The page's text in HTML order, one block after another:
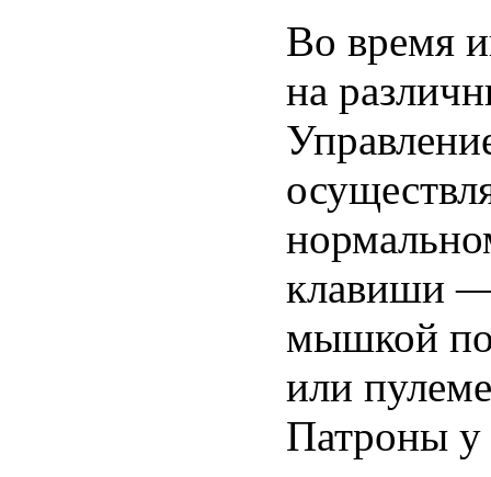
Во время
на
клавиши —
мышкой
или
Патроны